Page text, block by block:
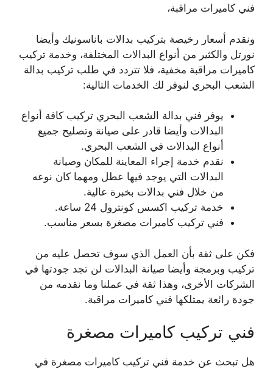
فني كاميرات مراقبة،
ونقدم أسعار رخيصة بتركيب بدالات باناسونيك وأيضا
نورتل والكثير من أنواع البدالات المختلفة، وخدمة تركيب
كاميرات مراقبة مخفية، فلا تتردد في طلب تركيب بدالة
الشعب البحري لنوفر لك الخدمات التالية:
يوفر فني بدالة الشعب البحري تركيب كافة أنواع
البدالات وأيضا قادر على صيانة وتصليح جميع
أنواع البدالات في الشعب البحري.
نقدم خدمة إجراء المعاينة للمكان وصيانة
البدالات التي يوجد فيها عطل ومهما كان نوعه
من خلال فني بدالات بخبرة عالية.
خدمة تركيب اكسس كونترول 24 ساعة.
فني تركيب كاميرات مصغرة بسعر مناسب.
فكن على ثقة بأن العمل الذي سوف تحصل عليه من
تركيب وبرمجة وأيضا صيانة البدالات لن تجد جودتها في
الشركات الأخرى، وهذا ثقة في عملنا وما نقدمه من
جودة رائعة يمتلكها فني كاميرات مراقبة.
فني تركيب كاميرات مصغرة
هل تبحث عن خدمة فني تركيب كاميرات مصغرة في